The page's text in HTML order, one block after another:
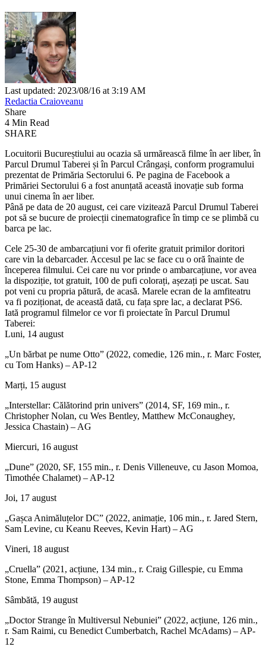
Last updated: 2023/08/16 at 3:19 AM
Redactia Craioveanu
Share
4 Min Read
SHARE
Locuitorii Bucureștiului au ocazia să urmărească filme în aer liber, în
Parcul Drumul Taberei și în Parcul Crângași, conform programului
prezentat de Primăria Sectorului 6. Pe pagina de Facebook a
Primăriei Sectorului 6 a fost anunțată această inovație sub forma
unui cinema în aer liber.
Până pe data de 20 august, cei care vizitează Parcul Drumul Taberei
pot să se bucure de proiecții cinematografice în timp ce se plimbă cu
barca pe lac.
Cele 25-30 de ambarcațiuni vor fi oferite gratuit primilor doritori
care vin la debarcader. Accesul pe lac se face cu o oră înainte de
începerea filmului. Cei care nu vor prinde o ambarcațiune, vor avea
la dispoziție, tot gratuit, 100 de pufi colorați, așezați pe uscat. Sau
pot veni cu propria pătură, de acasă. Marele ecran de la amfiteatru
va fi poziționat, de această dată, cu fața spre lac, a declarat PS6.
Iată programul filmelor ce vor fi proiectate în Parcul Drumul
Taberei:
Luni, 14 august
„Un bărbat pe nume Otto” (2022, comedie, 126 min., r. Marc Foster,
cu Tom Hanks) – AP-12
Marți, 15 august
„Interstellar: Călătorind prin univers” (2014, SF, 169 min., r.
Christopher Nolan, cu Wes Bentley, Matthew McConaughey,
Jessica Chastain) – AG
Miercuri, 16 august
„Dune” (2020, SF, 155 min., r. Denis Villeneuve, cu Jason Momoa,
Timothée Chalamet) – AP-12
Joi, 17 august
„Gașca Animăluțelor DC” (2022, animație, 106 min., r. Jared Stern,
Sam Levine, cu Keanu Reeves, Kevin Hart) – AG
Vineri, 18 august
„Cruella” (2021, acțiune, 134 min., r. Craig Gillespie, cu Emma
Stone, Emma Thompson) – AP-12
Sâmbătă, 19 august
„Doctor Strange în Multiversul Nebuniei” (2022, acțiune, 126 min.,
r. Sam Raimi, cu Benedict Cumberbatch, Rachel McAdams) – AP-
12